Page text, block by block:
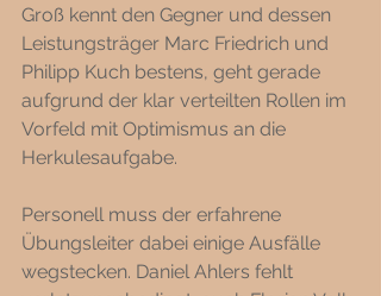
Groß kennt den Gegner und dessen
Leistungsträger Marc Friedrich und
Philipp Kuch bestens, geht gerade
aufgrund der klar verteilten Rollen im
Vorfeld mit Optimismus an die
Herkulesaufgabe.
Personell muss der erfahrene
Übungsleiter dabei einige Ausfälle
wegstecken. Daniel Ahlers fehlt